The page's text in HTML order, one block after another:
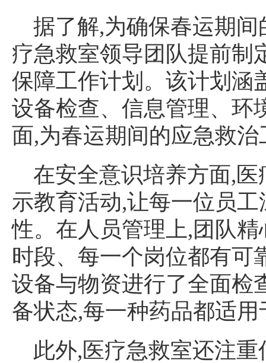
据了解,为确保春运期
疗急救室领导团队提前制
保障工作计划。该计划涵
设备检查、信息管理、环
面,为春运期间的应急救
在安全意识培养方面,
示教育活动,让每一位员
性。在人员管理上,团队
时段、每一个岗位都有可
设备与物资进行了全面检
备状态,每一种药品都适
此外,医疗急救室还注